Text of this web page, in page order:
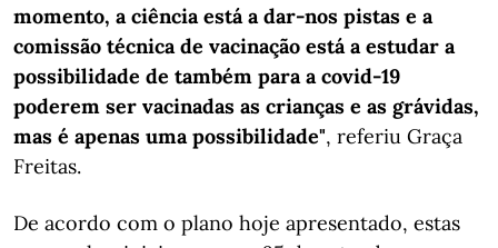
momento, a ciência está a dar-nos pistas e a
comissão técnica de vacinação está a estudar a
possibilidade de também para a covid-19
poderem ser vacinadas as crianças e as grávidas,
mas é apenas uma possibilidade", referiu Graça
Freitas.
De acordo com o plano hoje apresentado, estas